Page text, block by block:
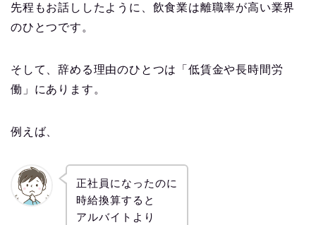
先程もお話ししたように、飲食業は離職率が高い業界
のひとつです。
そして、辞める理由のひとつは「低賃金や長時間労
働」にあります。
例えば、
正社員になったのに
時給換算すると
アルバイトより